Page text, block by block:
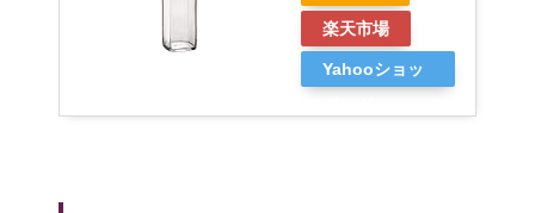
楽天市場
Yahooショッ